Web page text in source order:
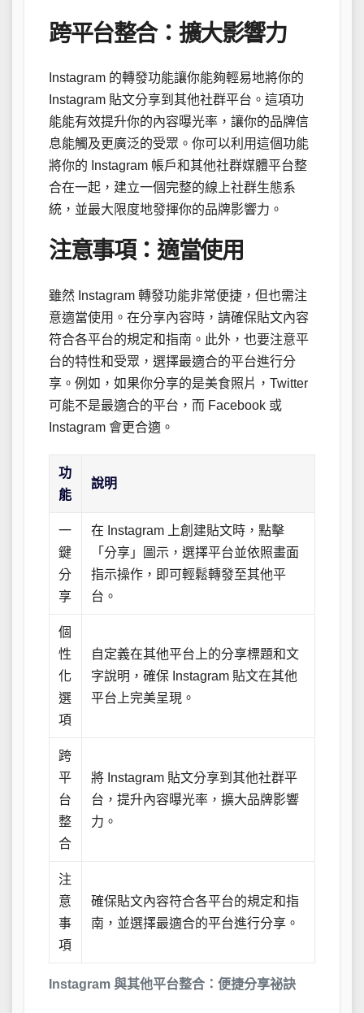
跨平台整合：擴大影響力
Instagram 的轉發功能讓你能夠輕易地將你的
Instagram 貼文分享到其他社群平台。這項功
能能有效提升你的內容曝光率，讓你的品牌信
息能觸及更廣泛的受眾。你可以利用這個功能
將你的 Instagram 帳戶和其他社群媒體平台整
合在一起，建立一個完整的線上社群生態系
統，並最大限度地發揮你的品牌影響力。
注意事項：適當使用
雖然 Instagram 轉發功能非常便捷，但也需注
意適當使用。在分享內容時，請確保貼文內容
符合各平台的規定和指南。此外，也要注意平
台的特性和受眾，選擇最適合的平台進行分
享。例如，如果你分享的是美食照片，Twitter
可能不是最適合的平台，而 Facebook 或
Instagram 會更合適。
Instagram 與其他平台整合：便捷分享祕訣
功
能
說明
一
鍵
分
享
在 Instagram 上創建貼文時，點擊
「分享」圖示，選擇平台並依照畫面
指示操作，即可輕鬆轉發至其他平
台。
個
性
化
選
項
自定義在其他平台上的分享標題和文
字說明，確保 Instagram 貼文在其他
平台上完美呈現。
跨
平
台
整
合
將 Instagram 貼文分享到其他社群平
台，提升內容曝光率，擴大品牌影響
力。
注
意
事
項
確保貼文內容符合各平台的規定和指
南，並選擇最適合的平台進行分享。